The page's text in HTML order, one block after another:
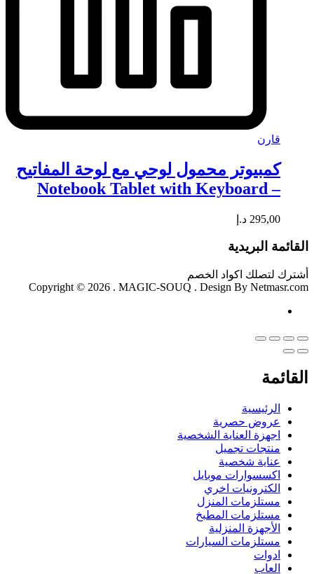
قارن
كمبيوتر محمول لوحي مع لوحة المفاتيح
– Notebook Tablet with Keyboard
295,00 د.إ
القائمة البريدية
أشترك لتصلك اكواد الخصم
Copyright © 2026 . MAGIC-SOUQ . Design By Netmasr.com
القائمة
الرئيسية
عروض حصرية
اجهزة العناية الشخصية
منتجات تجميل
عناية شخصية
اكسسوارات موبايل
الكترونيات اخري
مستلزمات المنزل
مستلزمات المطبخ
الأجهزة المنزلية
مستلزمات السيارات
ادوات
العاب